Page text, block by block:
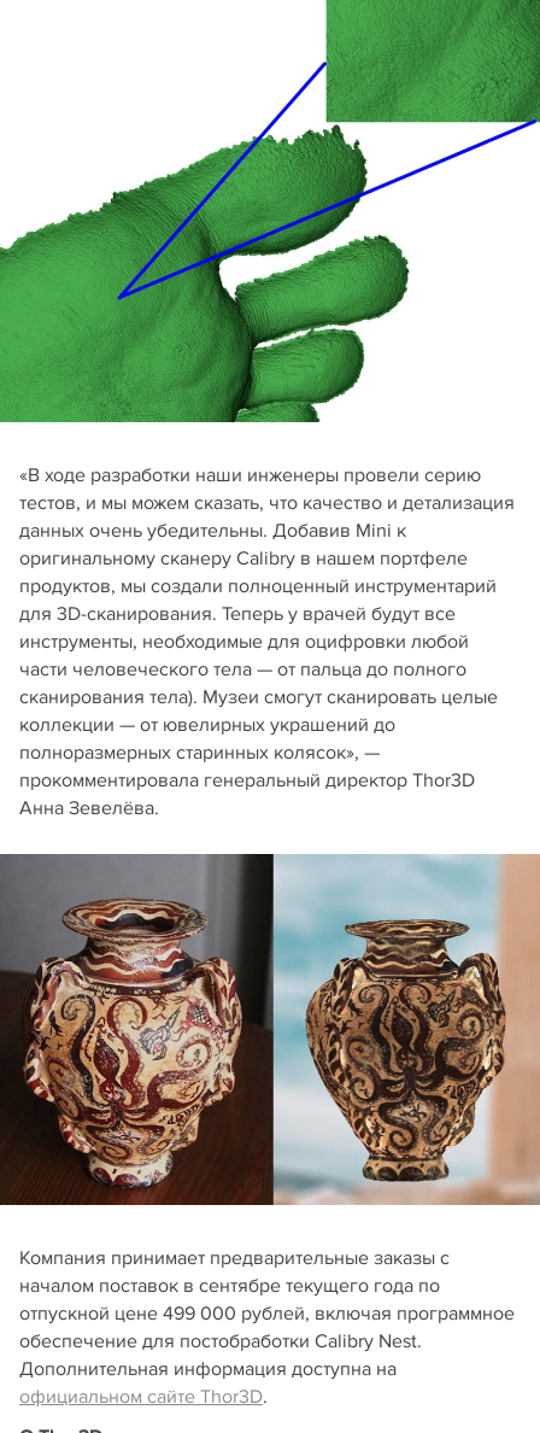
«В ходе разработки наши инженеры провели серию
тестов, и мы можем сказать, что качество и детализация
данных очень убедительны. Добавив Mini к
оригинальному сканеру Calibry в нашем портфеле
продуктов, мы создали полноценный инструментарий
для 3D-сканирования. Теперь у врачей будут все
инструменты, необходимые для оцифровки любой
части человеческого тела — от пальца до полного
сканирования тела). Музеи смогут сканировать целые
коллекции — от ювелирных украшений до
полноразмерных старинных колясок», —
прокомментировала генеральный директор Thor3D
Анна Зевелёва.
Компания принимает предварительные заказы с
началом поставок в сентябре текущего года по
отпускной цене 499 000 рублей, включая программное
обеспечение для постобработки Calibry Nest.
Дополнительная информация доступна на
официальном сайте Thor3D.